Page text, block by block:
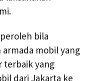
bila
mobil yang
terbaik yang
dari Jakarta ke